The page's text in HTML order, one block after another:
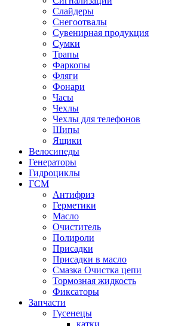
Слайдеры
Снегоотвалы
Сувенирная продукция
Сумки
Трапы
Фаркопы
Фляги
Фонари
Часы
Чехлы
Чехлы для телефонов
Шипы
Ящики
Велосипеды
Генераторы
Гидроциклы
ГСМ
Антифриз
Герметики
Масло
Очиститель
Полироли
Присадки
Присадки в масло
Смазка Очистка цепи
Тормозная жидкость
Фиксаторы
Запчасти
Гусенецы
катки